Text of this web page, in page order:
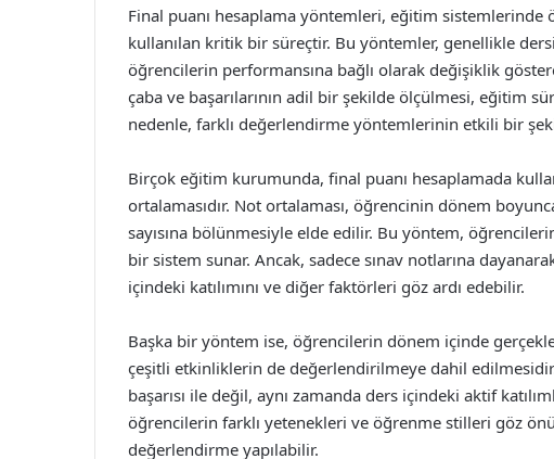
Final puanı hesaplama yöntemleri, eğitim sistemlerinde
kullanılan kritik bir süreçtir. Bu yöntemler, genellikle
öğrencilerin performansına bağlı olarak değişiklik
çaba ve başarılarının adil bir şekilde ölçülmesi, eğitim
nedenle, farklı değerlendirme yöntemlerinin etkili bir
Birçok eğitim kurumunda, final puanı hesaplamada
ortalamasıdır. Not ortalaması, öğrencinin dönem
sayısına bölünmesiyle elde edilir. Bu yöntem,
bir sistem sunar. Ancak, sadece sınav notlarına
içindeki katılımını ve diğer faktörleri göz ardı edebilir.
Başka bir yöntem ise, öğrencilerin dönem içinde
çeşitli etkinliklerin de değerlendirilmeye dahil
başarısı ile değil, aynı zamanda ders içindeki aktif
öğrencilerin farklı yetenekleri ve öğrenme stilleri göz
değerlendirme yapılabilir.